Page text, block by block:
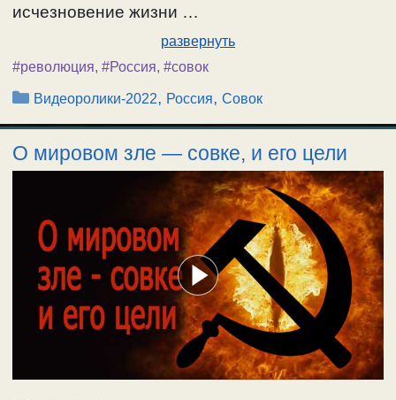
исчезновение жизни …
развернуть
#революция, #Россия, #совок
Рубрики
Видеоролики-2022, Россия,Совок
О мировом зле — совке, и его цели